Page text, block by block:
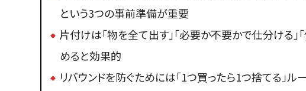
という3つの事前準備が重要
片付けは「物を全て出す」「必要か不要かで仕分ける
めると効果的
リバウンドを防ぐためには「1つ買ったら1つ捨てる」